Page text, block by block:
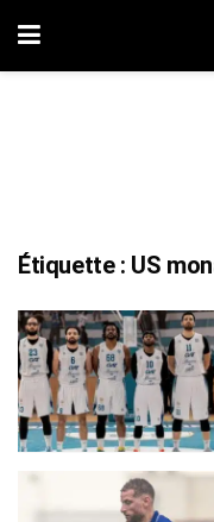
Étiquette : US